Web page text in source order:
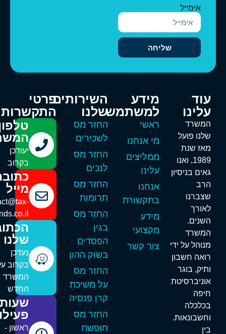
אימייל
שליחה
פועל
שנת
1989, ואנו
בניסיון
על ידי
חשבון
בוגר
מידע
למשתמש
ראשי
מי אנחנו
ממליצים
עלינו
אנחנו
בתקשורת
מקצועי
צור קשר
השירותים
שלנו
החזר מס
לשכירים
החזר מס
לנכים
החזר מס
תרומות
החזר מס
הפסדים
בשוק ההון
החזר מס
על משיכת
קרן פנסיה
החזר מס
חופשת
פרטי
התקשרות
טלפון
המשרד
יעודכן
בקרוב
כתובת
מייל
contact@tax-
refunds.co.il
הכתובת
שלנו
נעדכן
בקרוב על
המשרד
החדש
שעות
פעילות
ראשון -